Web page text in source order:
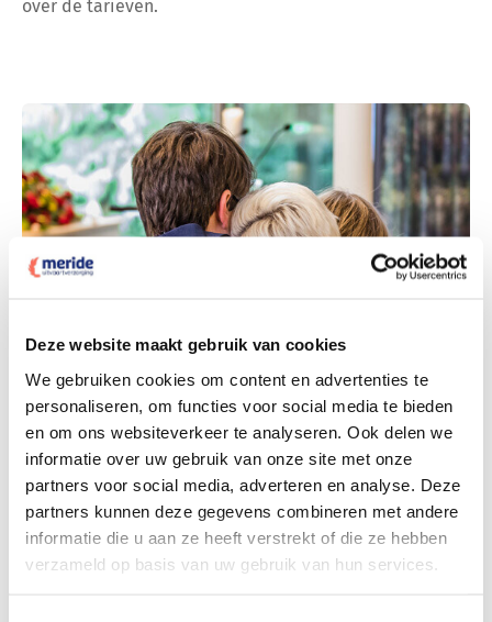
Deze website maakt gebruik van cookies
We gebruiken cookies om content en advertenties te
personaliseren, om functies voor social media te bieden
en om ons websiteverkeer te analyseren. Ook delen we
informatie over uw gebruik van onze site met onze
partners voor social media, adverteren en analyse. Deze
partners kunnen deze gegevens combineren met andere
informatie die u aan ze heeft verstrekt of die ze hebben
verzameld op basis van uw gebruik van hun services.
over de tarieven.
Dit kost een crematie
Bekijk tarieven voor crematie
Bekijk tarieven voor begrafenis